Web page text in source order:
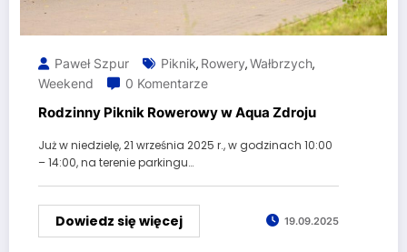
Paweł Szpur Piknik, Rowery,Wałbrzych,
Weekend
0 Komentarze
Rodzinny Piknik Rowerowy w Aqua Zdroju
Już w niedzielę, 21 września 2025 r., w godzinach 10:00
– 14:00, na terenie parkingu…
Dowiedz się więcej 19.09.2025